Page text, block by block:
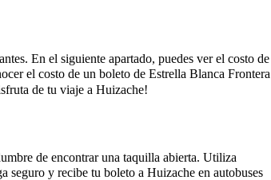
En el siguiente apartado, puedes ver el costo de
el costo de un boleto de Estrella Blanca Frontera
de tu viaje a Huizache!
de encontrar una taquilla abierta. Utiliza
seguro y recibe tu boleto a Huizache en autobuses